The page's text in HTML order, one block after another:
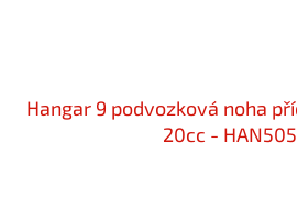
Hangar 9 podvozková noha
20cc -